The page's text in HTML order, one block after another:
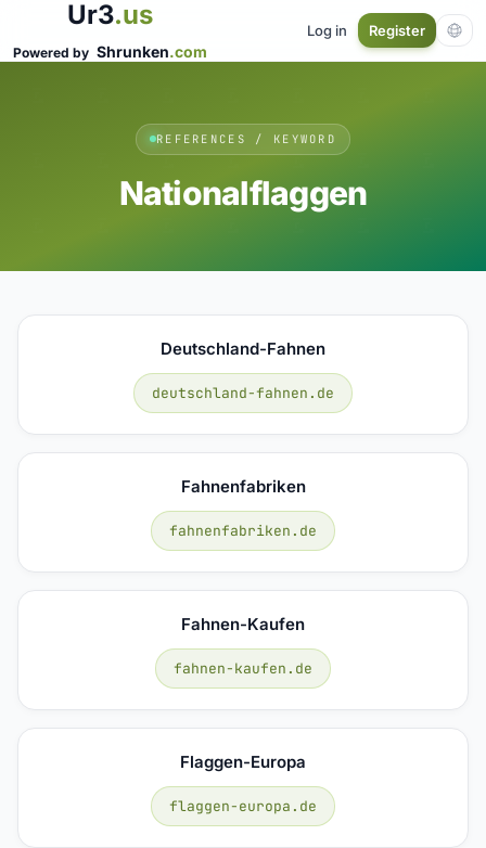
Ur3.us
Powered by Shrunken.com
Log in Register
REFERENCES / KEYWORD
Nationalflaggen
Deutschland-Fahnen
deutschland-fahnen.de
Fahnenfabriken
fahnenfabriken.de
Fahnen-Kaufen
fahnen-kaufen.de
Flaggen-Europa
flaggen-europa.de